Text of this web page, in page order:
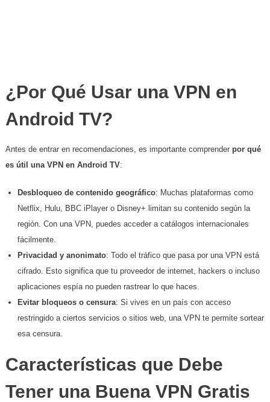
¿Por Qué Usar una VPN en
Android TV?
Antes de entrar en recomendaciones, es importante comprender por qué
es útil una VPN en Android TV:
Desbloqueo de contenido geográfico: Muchas plataformas como
Netflix, Hulu, BBC iPlayer o Disney+ limitan su contenido según la
región. Con una VPN, puedes acceder a catálogos internacionales
fácilmente.
Privacidad y anonimato: Todo el tráfico que pasa por una VPN está
cifrado. Esto significa que tu proveedor de internet, hackers o incluso
aplicaciones espía no pueden rastrear lo que haces.
Evitar bloqueos o censura: Si vives en un país con acceso
restringido a ciertos servicios o sitios web, una VPN te permite sortear
esa censura.
Características que Debe
Tener una Buena VPN Gratis